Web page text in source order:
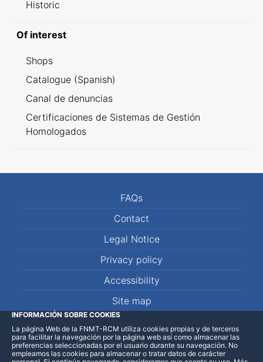
Historic
Of interest
Shops
Catalogue (Spanish)
Canal de denuncias
Certificaciones de Sistemas de Gestión
Homologados
FAQs
Contact
Legal Notice
Privacy policy
Accessibility
Site map
LinkedInFacebookWhatsApp
INFORMACIÓN SOBRE COOKIES
La página Web de la FNMT-RCM utiliza cookies propias y de terceros
para facilitar la navegación por la página web así como almacenar las
preferencias seleccionadas por el usuario durante su navegación. No
empleamos las cookies para almacenar o tratar datos de carácter